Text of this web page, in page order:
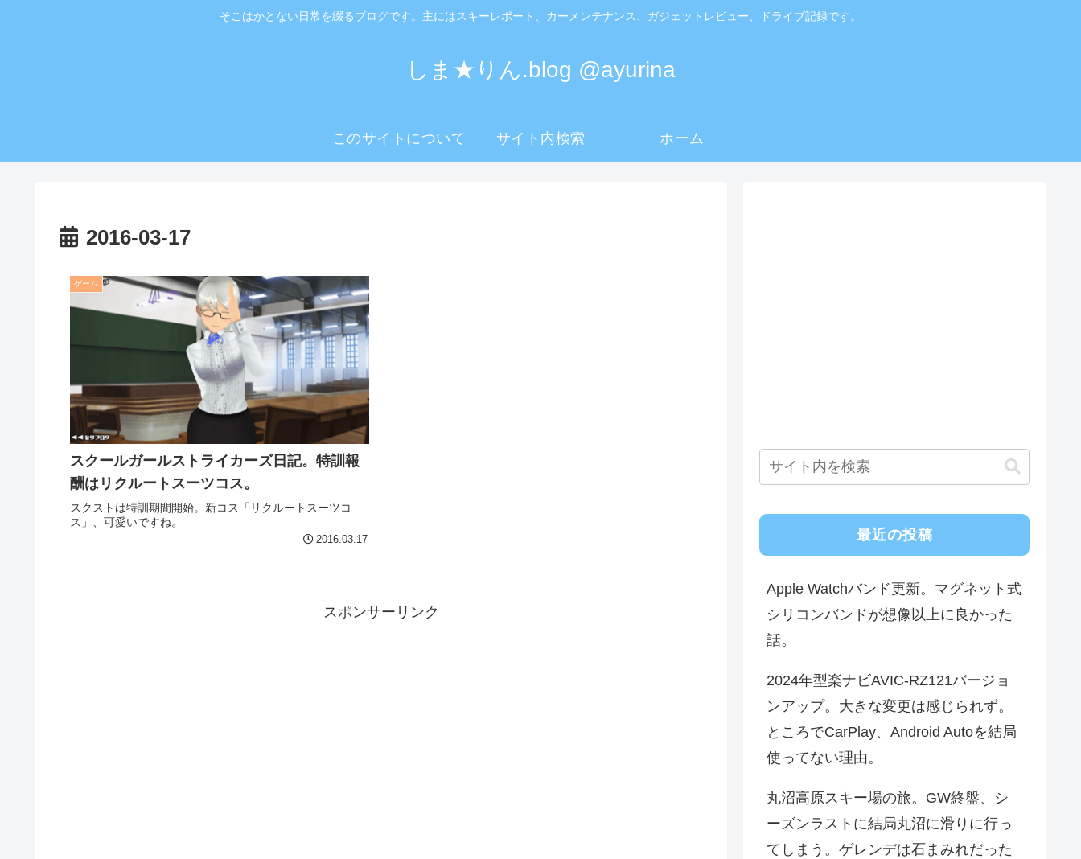
そこはかとない日常を綴るブログです。主にはスキーレポート、カーメンテナンス、ガジェットレビュー、ドライブ記録です。
しま★りん.blog @ayurina
このサイトについて サイト内検索 ホーム
2016-03-17
ゲーム
スクールガールストライカーズ日記。特訓報
酬はリクルートスーツコス。
スクストは特訓期間開始。新コス「リクルートスーツコ
ス」、可愛いですね。
2016.03.17
スポンサーリンク
最近の投稿
Apple Watchバンド更新。マグネット式
シリコンバンドが想像以上に良かった
話。
2024年型楽ナビAVIC-RZ121バージョ
ンアップ。大きな変更は感じられず。
ところでCarPlay、Android Autoを結局
使ってない理由。
丸沼高原スキー場の旅。GW終盤、シ
ーズンラストに結局丸沼に滑りに行っ
てしまう。ゲレンデは石まみれだった